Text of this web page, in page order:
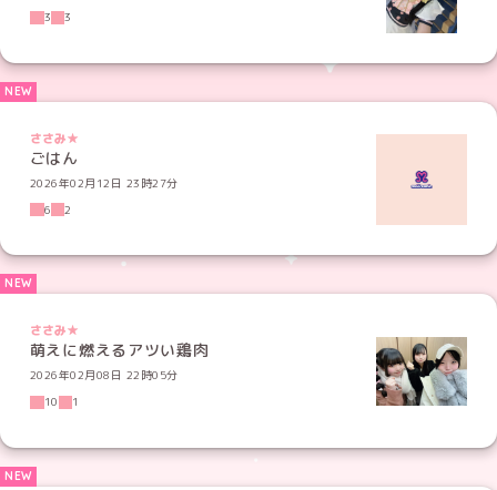
3
3
ささみ★
ごはん
2026年02月12日 23時27分
6
2
ささみ★
萌えに燃えるアツい鶏肉
2026年02月08日 22時05分
10
1